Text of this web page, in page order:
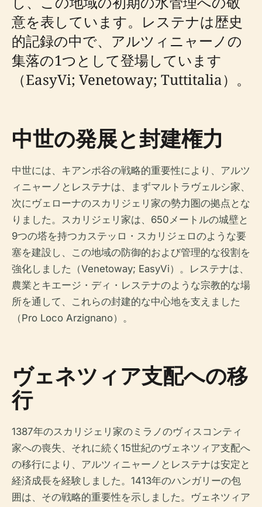
意を表しています。レステナは歴史
的記録の中で、アルツィニャーノの
集落の1つとして登場しています
（EasyVi; Venetoway; Tuttitalia）。
中世の発展と封建権力
中世には、キアンポ谷の戦略的重要性により、アルツ
ィニャーノとレステナは、まずマルトラヴェルシ家、
次にヴェローナのスカリジェリ家の勢力圏の拠点とな
りました。スカリジェリ家は、650メートルの城壁と
9つの塔を持つカステッロ・スカリジェロのような要
塞を建設し、この地域の防御的および管理的な役割を
強化しました（Venetoway; EasyVi）。レステナは、
農業とキエージ・ディ・レステナのような宗教的な場
所を通して、これらの封建的な中心地を支えました
（Pro Loco Arzignano）。
ヴェネツィア支配への移
行
1387年のスカリジェリ家のミラノのヴィスコンティ
家への喪失、それに続く15世紀のヴェネツィア支配へ
の移行により、アルツィニャーノとレステナは安定と
経済成長を経験しました。1413年のハンガリーの包
囲は、その戦略的重要性を示しました。ヴェネツィア